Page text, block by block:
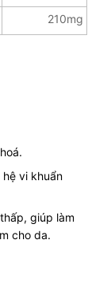
210mg
vi khuẩn
giúp làm
cho da.